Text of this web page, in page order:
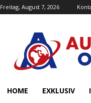
Freitag, August 7, 2026
HOME EXKLUSIV